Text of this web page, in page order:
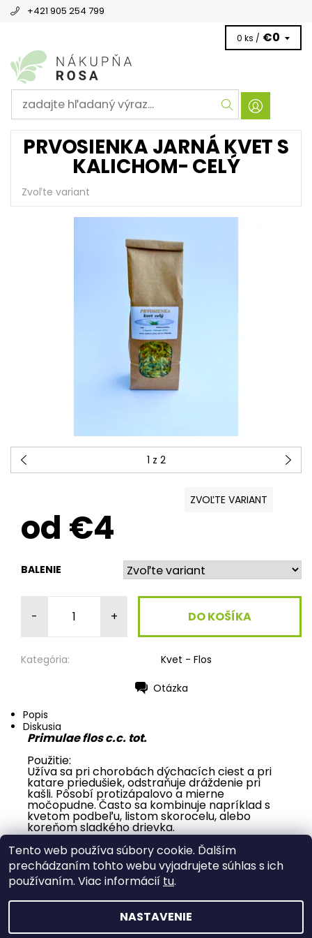
+421 905 254 799
0 ks / €0
PRVOSIENKA JARNÁ KVET S
KALICHOM- CELÝ
Zvoľte variant
1 z 2
ZVOĽTE VARIANT
od €4
BALENIE
- +
Kategória: Kvet - Flos
Otázka
Popis
Diskusia
Primulae flos c.c. tot.
Použitie:
Užíva sa pri chorobách dýchacích ciest a pri
katare priedušiek, odstraňuje dráždenie pri
kašli. Pôsobí protizápalovo a mierne
močopudne. Často sa kombinuje napríklad s
kvetom podbeľu, listom skorocelu, alebo
koreňom sladkého drievka.
Buďte prvý, kto napíše príspevok k tejto položke.
Pridať komentár
nastavenie cookies
Tento web používa súbory cookie. Ďalším
prechádzaním tohto webu vyjadrujete súhlas s ich
používaním. Viac informácií tu.
NASTAVENIE